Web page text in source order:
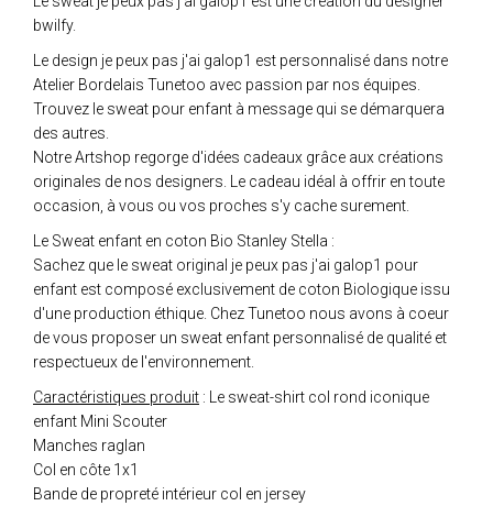
bwilfy.
Le design je peux pas j'ai galop1 est personnalisé dans notre
Atelier Bordelais Tunetoo avec passion par nos équipes.
Trouvez le sweat pour enfant à message qui se démarquera
des autres.
Notre Artshop regorge d'idées cadeaux grâce aux créations
originales de nos designers. Le cadeau idéal à offrir en toute
occasion, à vous ou vos proches s'y cache surement.
Le Sweat enfant en coton Bio Stanley Stella :
Sachez que le sweat original je peux pas j'ai galop1 pour
enfant est composé exclusivement de coton Biologique issu
d'une production éthique. Chez Tunetoo nous avons à coeur
de vous proposer un sweat enfant personnalisé de qualité et
respectueux de l'environnement.
Caractéristiques produit : Le sweat-shirt col rond iconique
enfant Mini Scouter
Manches raglan
Col en côte 1x1
Bande de propreté intérieur col en jersey